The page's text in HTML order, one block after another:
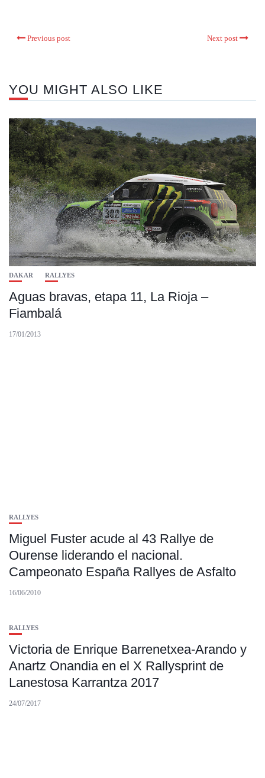
Previous post Next post
YOU MIGHT ALSO LIKE
DAKAR RALLYES
Aguas bravas, etapa 11, La Rioja –
Fiambalá
17/01/2013
RALLYES
Miguel Fuster acude al 43 Rallye de
Ourense liderando el nacional.
Campeonato España Rallyes de Asfalto
16/06/2010
RALLYES
Victoria de Enrique Barrenetxea-Arando y
Anartz Onandia en el X Rallysprint de
Lanestosa Karrantza 2017
24/07/2017